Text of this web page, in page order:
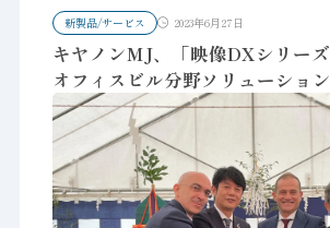
新製品/サービス 2023年6月27日
キヤノンMJ、「映像DXシリー
オフィスビル分野ソリューショ